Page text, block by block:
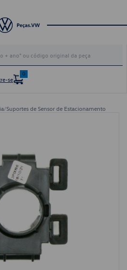
se
0
/Suportes de Sensor de Estacionamento